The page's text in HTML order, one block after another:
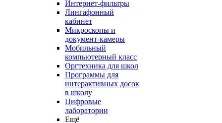
Интернет-фильтры
Лингафонный
кабинет
Микроскопы и
документ-камеры
Мобильный
компьютерный класс
Оргтехника для школ
Программы для
интерактивных досок
в школу
Цифровые
лаборатории
Ещё